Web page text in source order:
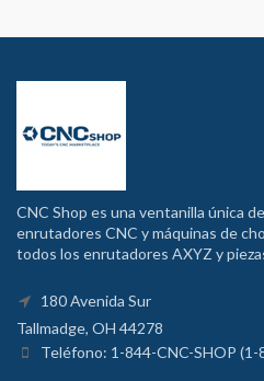
CNC Shop es una ventanilla única
enrutadores CNC y máquinas de
todos los enrutadores AXYZ y
180 Avenida Sur
Tallmadge, OH 44278
Teléfono: 1-844-CNC-SHOP